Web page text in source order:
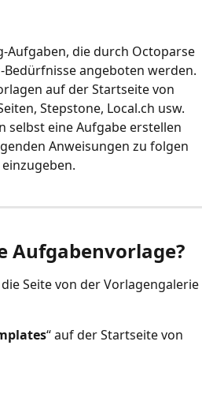
Aufgaben, die durch Octoparse
angeboten werden.
auf der Startseite von
Stepstone, Local.ch usw.
selbst eine Aufgabe erstellen
Anweisungen zu folgen
Aufgabenvorlage?
Seite von der Vorlagengalerie
“ auf der Startseite von